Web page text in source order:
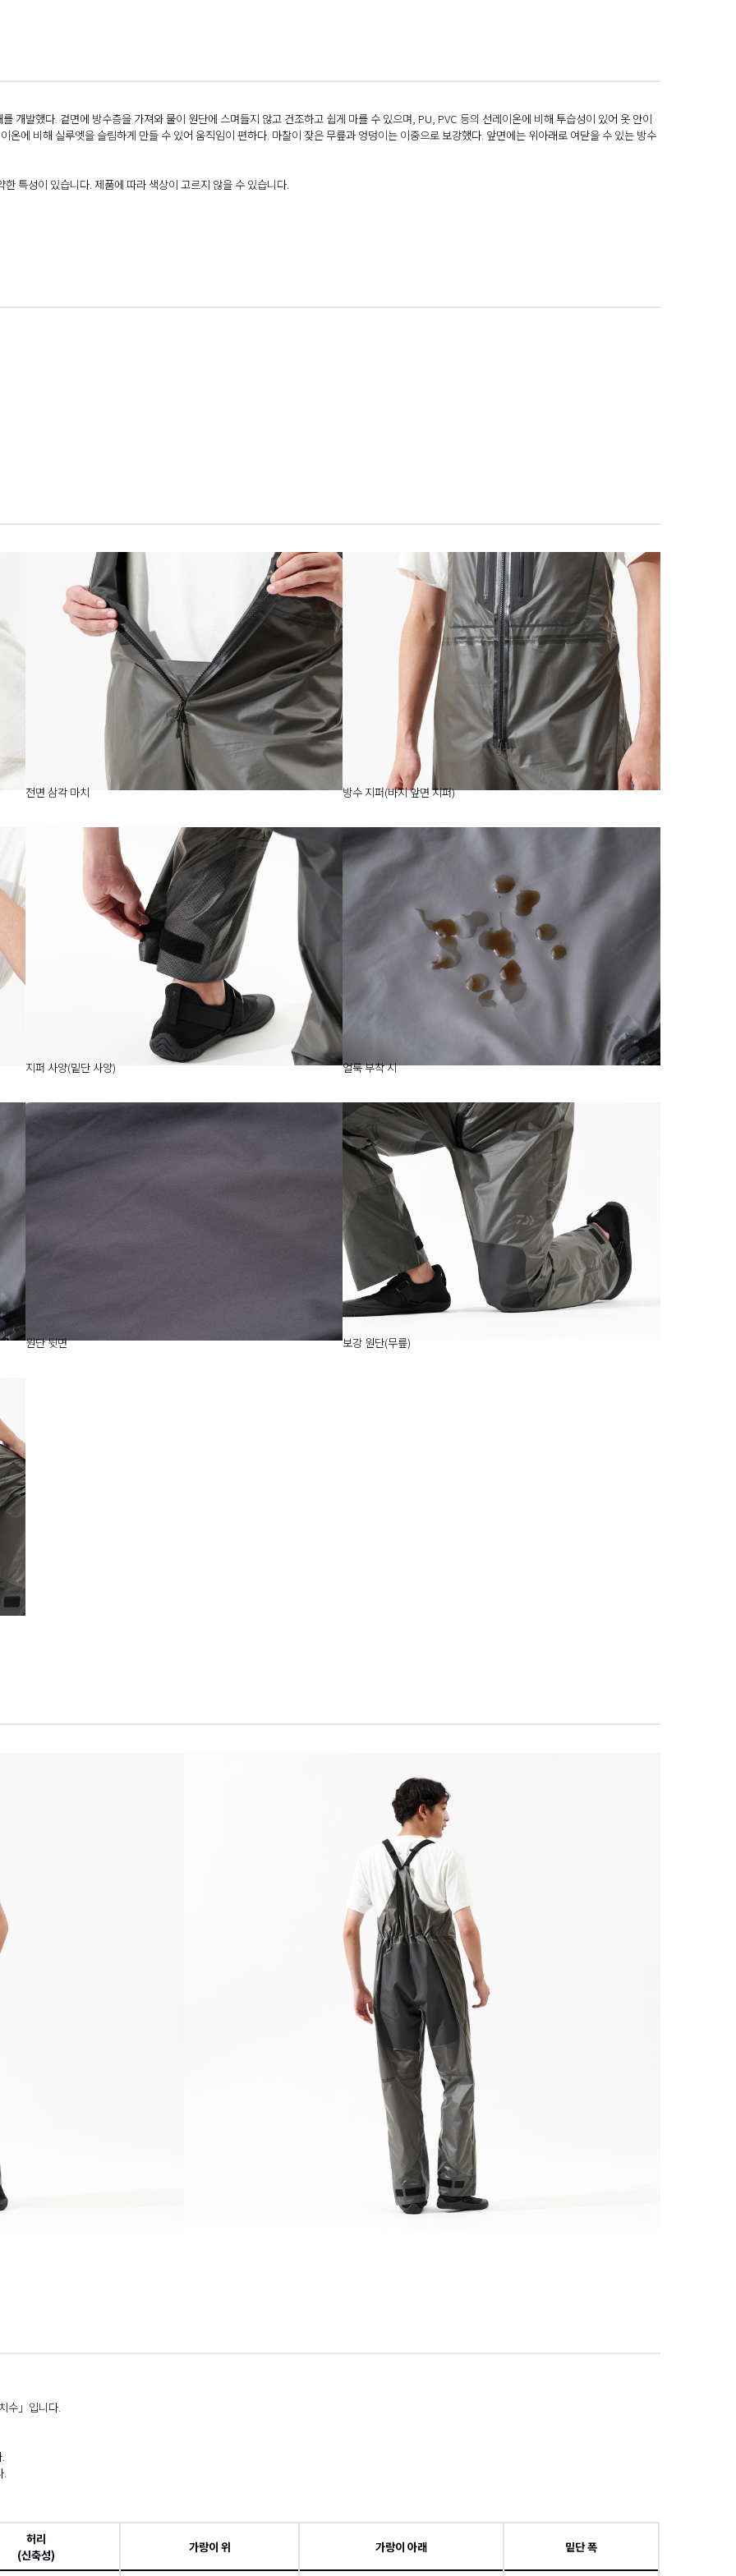
개발했다. 겉면에 방수층을 가져와 물이 원단에 스며들지 않고 건조하고 쉽게 마를 수 있으며, PU, PVC 등의 선레이온에 비해 투습성이 있어 옷 안이
온에 비해 실루엣을 슬림하게 만들 수 있어 움직임이 편하다. 마찰이 잦은 무릎과 엉덩이는 이중으로 보강했다. 앞면에는 위아래로 여닫을 수 있는 방수
특성이 있습니다. 제품에 따라 색상이 고르지 않을 수 있습니다.
전면 삼각 마치 방수 지퍼(바지 앞면 지퍼)
지퍼 사양(밑단 사양) 얼룩 부착 시
원단 뒷면 보강 원단(무릎)
수」입니다.
허리
(신축성)
가랑이 위 가랑이 아래 밑단 폭